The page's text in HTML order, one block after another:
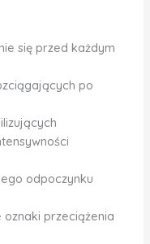
się przed każdym
po
odpoczynku
przeciążenia